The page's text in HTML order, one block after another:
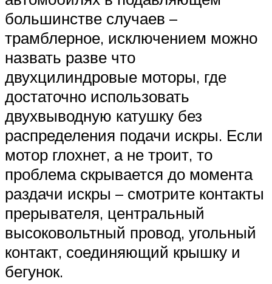
большинстве случаев –
трамблерное, исключением можно
назвать разве что
двухцилиндровые моторы, где
достаточно использовать
двухвыводную катушку без
распределения подачи искры. Если
мотор глохнет, а не троит, то
проблема скрывается до момента
раздачи искры – смотрите контакты
прерывателя, центральный
высоковольтный провод, угольный
контакт, соединяющий крышку и
бегунок.